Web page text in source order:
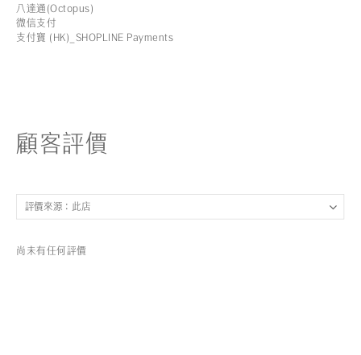
八達通(Octopus)
微信支付
支付寶 (HK)_SHOPLINE Payments
顧客評價
尚未有任何評價